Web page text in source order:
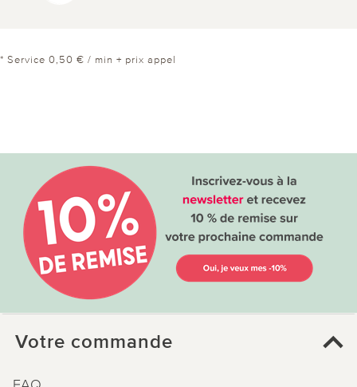
* Service 0,50 € / min + prix appel
Votre commande